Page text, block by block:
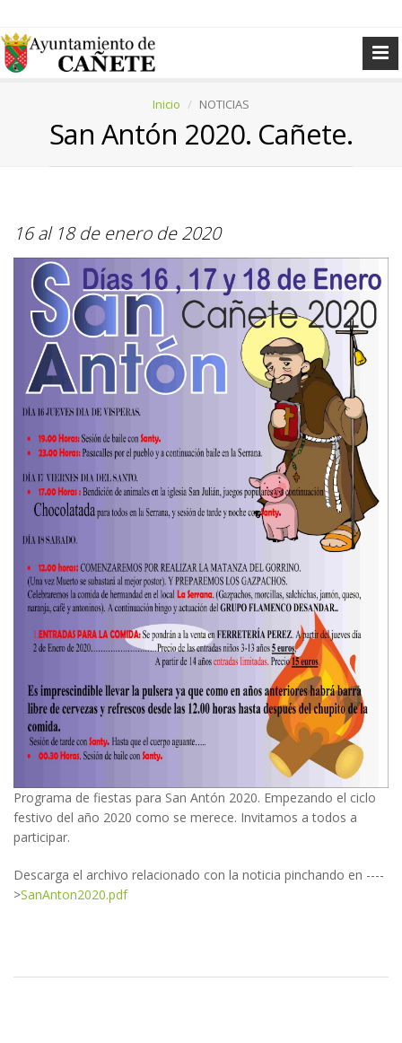
Inicio NOTICIAS
San Antón 2020. Cañete.
16 al 18 de enero de 2020
Programa de fiestas para San Antón 2020. Empezando el ciclo
festivo del año 2020 como se merece. Invitamos a todos a
participar.
Descarga el archivo relacionado con la noticia pinchando en ----
>SanAnton2020.pdf